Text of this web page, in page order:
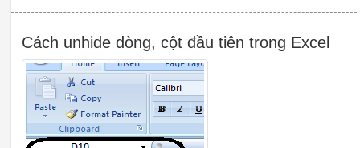
Cách unhide dòng, cột đầu tiên trong Excel